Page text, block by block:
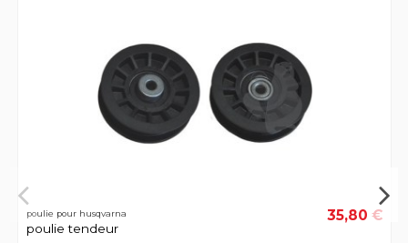
poulie pour husqvarna
poulie tendeur
35,80 €